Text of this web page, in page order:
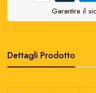
Garantire il
Dettagli Prodotto